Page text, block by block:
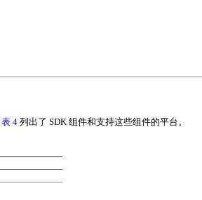
表 4 列出了 SDK 组件和支持这些组件的平台。